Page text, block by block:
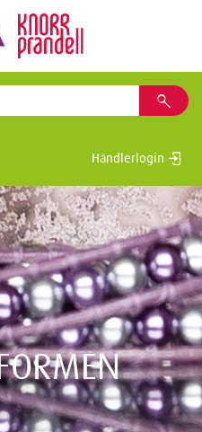
Händlerlogin